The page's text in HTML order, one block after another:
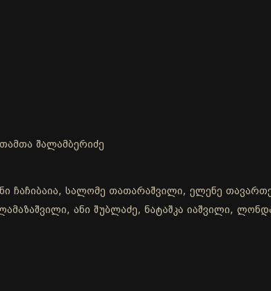
შალამბერიძე
ჩაჩიბაია, სალომე თათარაშვილი, ელენე
ანი შუბლაძე, ნატაშკა იაშვილი,